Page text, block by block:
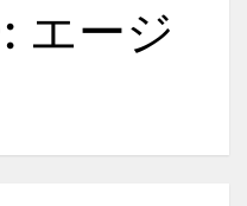
menu
エージ